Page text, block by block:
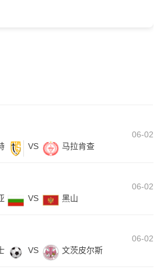
06-02
VS 马拉肯查
06-02
VS 黑山
06-02
VS 文茨皮尔斯